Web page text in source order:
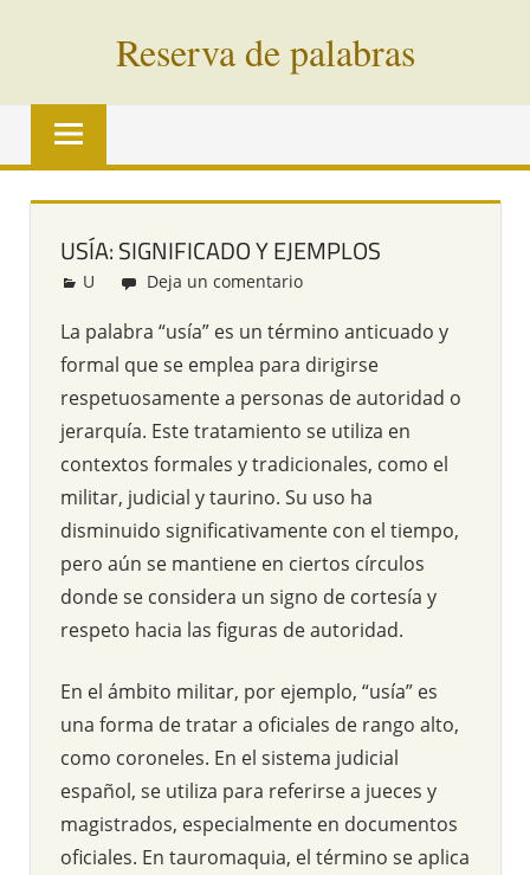
Reserva de palabras
Palabras
vías
todo
mundo
USÍA: SIGNIFICADO Y EJEMPLOS
Redacción
U Deja un comentario
La palabra “usía” es un término anticuado y
formal que se emplea para dirigirse
respetuosamente a personas de autoridad o
jerarquía. Este tratamiento se utiliza en
contextos formales y tradicionales, como el
militar, judicial y taurino. Su uso ha
disminuido significativamente con el tiempo,
pero aún se mantiene en ciertos círculos
donde se considera un signo de cortesía y
respeto hacia las figuras de autoridad.
En el ámbito militar, por ejemplo, “usía” es
una forma de tratar a oficiales de rango alto,
como coroneles. En el sistema judicial
español, se utiliza para referirse a jueces y
magistrados, especialmente en documentos
oficiales. En tauromaquia, el término se aplica